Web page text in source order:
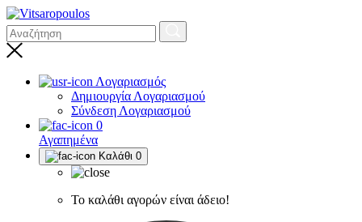
Λογαριασμός
Δημιουργία Λογαριασμού
Σύνδεση Λογαριασμού
0
Αγαπημένα
Καλάθι 0
Το καλάθι αγορών είναι άδειο!